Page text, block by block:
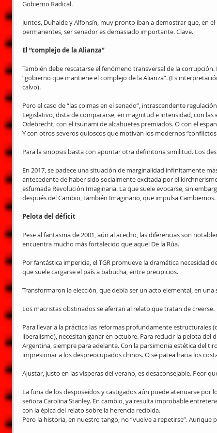
Gobierno Radical.
Juntos, Duhalde y Alfonsín, muy pronto iban a demostrar que, en
permanentes, ser senador es demasiado importante. Clave.
El “complejo de la Alianza”
También debe rescatarse el fenómeno transversal de la
“gobierno que mantiene el complejo de la Alianza”. (Es
calvo).
Pero el caso de “las coimas en el senado”, intrascendente
Legislativo, dista de compararse, en magnitud e intensidad, con
Odebrecht, con el tsunami de alcahuetes premiados. O con el
Y con otros severos quioscos que motivan los modernos
Para la sinopsis basta con apuntar otra definitoria similitud. Los
En 2017, se padece una situación de marginalidad infinitamente
antecedente de haber sido socialmente excitada por el
esfumada Revolución Imaginaria. La que suele evocarse, sin
después del Cambio, también Imaginario, que impulsa Cambiemos.
Pelota del déficit
Pese al fantasma de 2001, aún al acecho, las diferencias son
encuentra mucho más fortalecido que aquel De la Rúa.
Por fantástica impericia, el TGR promueve la dramática necesidad
que suele cargarse el país a babucha, entre precipicios.
Transformaron la elección, que debía ser un acto elemental, en
Los macristas obstinados se aferran al relato que tratan de creerse.
Para llevar a la práctica las reformas profundamente estructurales
liberalismo), necesitan ganar en octubre. Para reducir la pelota del
Argentina, siempre para adelante. Con la parsimonia estética del
impresionar a los despreocupados chinos. O se patea hacia los
Ajustar, justo en las vísperas del verano, es desaconsejable. Peor
La furia de los desposeídos y castigados aún puede atenuarse por
señora Carolina Stanley. En cambio, ya resulta improbable
con la épica del relato sobre la herencia recibida.
Pero la historia, en nuestro tango, no “vuelve a repetirse”. Aunque